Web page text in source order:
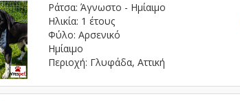
Ράτσα: Άγνωστο - Ημίαιμο
Ηλικία: 1 έτους
Φύλο: Αρσενικό
Ημίαιμο
Περιοχή: Γλυφάδα, Αττική